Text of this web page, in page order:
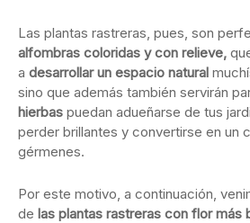
Las plantas rastreras, pues, son
alfombras coloridas y con relieve,
a desarrollar un espacio natural
sino que además también servirán
hierbas puedan adueñarse de tus
perder brillantes y convertirse en un
gérmenes.
Por este motivo, a continuación,
de las plantas rastreras con flor más